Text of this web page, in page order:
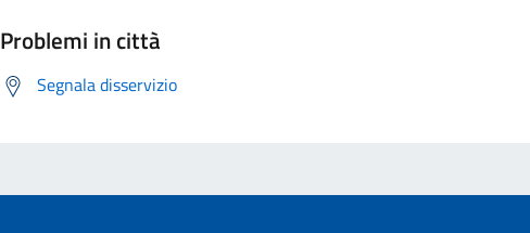
Problemi in città
Segnala disservizio